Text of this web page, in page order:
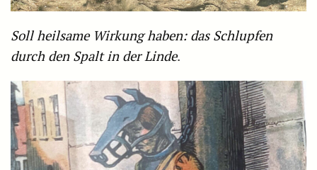
Soll heilsame Wirkung haben: das Schlupfen
durch den Spalt in der Linde.